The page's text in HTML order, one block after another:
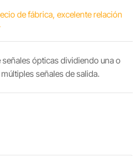
de fábrica, excelente relación
ópticas dividiendo una o
señales de salida.